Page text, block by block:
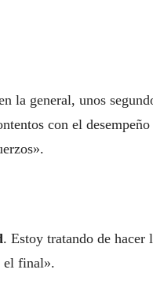
la general, unos
con el
. Estoy tratando de hacer
el final».